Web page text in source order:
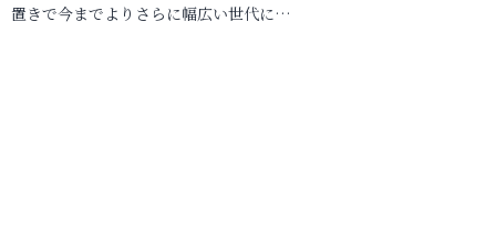
置きで今までよりさらに幅広い世代に…